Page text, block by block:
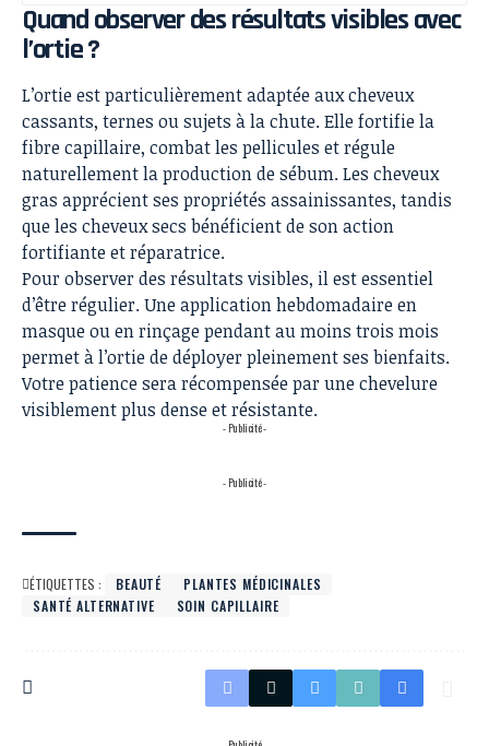
Quand observer des résultats visibles avec
l’ortie ?
L’ortie est particulièrement adaptée aux cheveux
cassants, ternes ou sujets à la chute. Elle fortifie la
fibre capillaire, combat les pellicules et régule
naturellement la production de sébum. Les cheveux
gras apprécient ses propriétés assainissantes, tandis
que les cheveux secs bénéficient de son action
fortifiante et réparatrice.
Pour observer des résultats visibles, il est essentiel
d’être régulier. Une application hebdomadaire en
masque ou en rinçage pendant au moins trois mois
permet à l’ortie de déployer pleinement ses bienfaits.
Votre patience sera récompensée par une chevelure
visiblement plus dense et résistante.
- Publicité -
- Publicité -
ÉTIQUETTES : BEAUTÉ
PLANTES MÉDICINALES
SANTÉ ALTERNATIVE
SOIN CAPILLAIRE